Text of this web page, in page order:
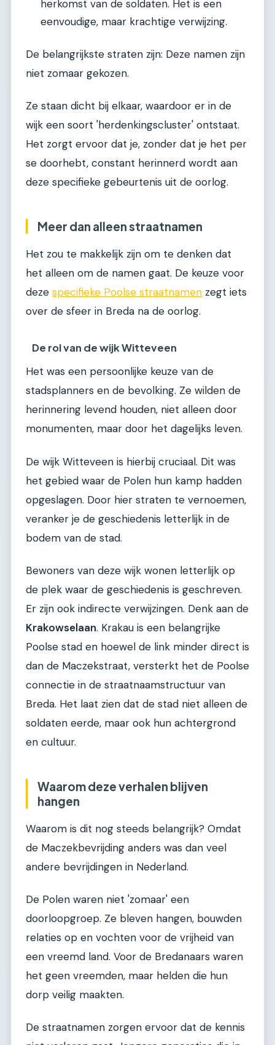
herkomst van de soldaten. Het is een
eenvoudige, maar krachtige verwijzing.
De belangrijkste straten zijn: Deze namen zijn
niet zomaar gekozen.
Ze staan dicht bij elkaar, waardoor er in de
wijk een soort 'herdenkingscluster' ontstaat.
Het zorgt ervoor dat je, zonder dat je het per
se doorhebt, constant herinnerd wordt aan
deze specifieke gebeurtenis uit de oorlog.
Meer dan alleen straatnamen
Het zou te makkelijk zijn om te denken dat
het alleen om de namen gaat. De keuze voor
deze specifieke Poolse straatnamen zegt iets
over de sfeer in Breda na de oorlog.
De rol van de wijk Witteveen
Het was een persoonlijke keuze van de
stadsplanners en de bevolking. Ze wilden de
herinnering levend houden, niet alleen door
monumenten, maar door het dagelijks leven.
De wijk Witteveen is hierbij cruciaal. Dit was
het gebied waar de Polen hun kamp hadden
opgeslagen. Door hier straten te vernoemen,
veranker je de geschiedenis letterlijk in de
bodem van de stad.
Bewoners van deze wijk wonen letterlijk op
de plek waar de geschiedenis is geschreven.
Er zijn ook indirecte verwijzingen. Denk aan de
Krakowselaan. Krakau is een belangrijke
Poolse stad en hoewel de link minder direct is
dan de Maczekstraat, versterkt het de Poolse
connectie in de straatnaamstructuur van
Breda. Het laat zien dat de stad niet alleen de
soldaten eerde, maar ook hun achtergrond
en cultuur.
Waarom deze verhalen blijven
hangen
Waarom is dit nog steeds belangrijk? Omdat
de Maczekbevrijding anders was dan veel
andere bevrijdingen in Nederland.
De Polen waren niet 'zomaar' een
doorloopgroep. Ze bleven hangen, bouwden
relaties op en vochten voor de vrijheid van
een vreemd land. Voor de Bredanaars waren
het geen vreemden, maar helden die hun
dorp veilig maakten.
De straatnamen zorgen ervoor dat de kennis